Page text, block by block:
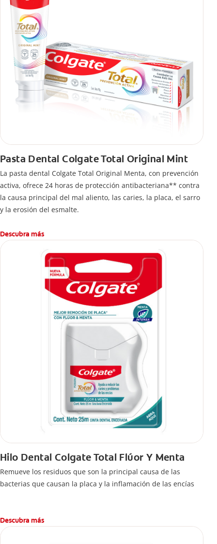
Pasta Dental Colgate Total Original Mint
La pasta dental Colgate Total Original Menta, con prevención
activa, ofrece 24 horas de protección antibacteriana** contra
la causa principal del mal aliento, las caries, la placa, el sarro
y la erosión del esmalte.
Descubra más
Hilo Dental Colgate Total Flúor Y Menta
Remueve los residuos que son la principal causa de las
bacterias que causan la placa y la inflamación de las encías
Descubra más